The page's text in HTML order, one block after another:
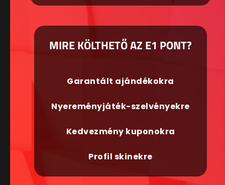
MIRE KÖLTHETŐ AZ E1 PONT?
Garantált ajándékokra
Nyereményjáték-szelvényekre
Kedvezmény kuponokra
Profil skinekre